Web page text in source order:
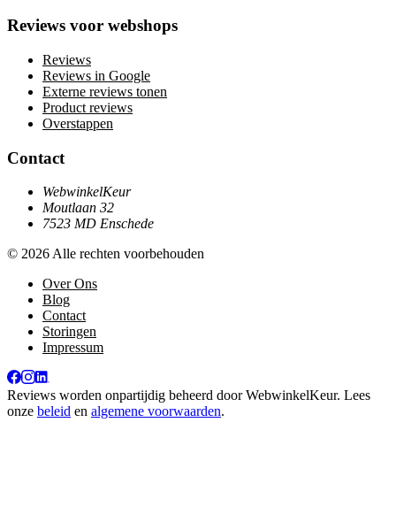
Reviews voor webshops
Reviews
Reviews in Google
Externe reviews tonen
Product reviews
Overstappen
Contact
WebwinkelKeur
Moutlaan 32
7523 MD Enschede
© 2026 Alle rechten voorbehouden
Over Ons
Blog
Contact
Storingen
Impressum
Reviews worden onpartijdig beheerd doorWebwinkelKeur. Lees
onze beleid en algemene voorwaarden.